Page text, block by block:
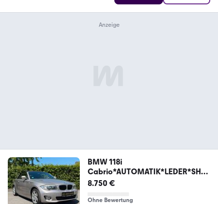
BMW 118i
Cabrio*AUTOMATIK*LEDER*SHZ*
PDC
8.750 €
Ohne Bewertung